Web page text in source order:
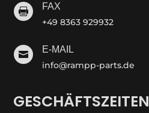
 FAX
+49 8363 929932
 E-MAIL
info@rampp-parts.de
GESCHÄFTSZEITEN